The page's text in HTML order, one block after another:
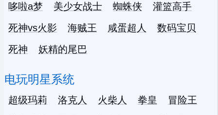
哆啦a梦
美少女战士 蜘蛛侠
灌篮高手
死神vs火影
海贼王 咸蛋超人
数码宝贝
死神
妖精的尾巴
电玩明星系统
超级玛莉 洛克人 火柴人 拳皇
冒险王